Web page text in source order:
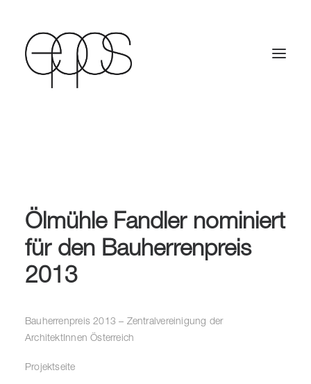
Ölmühle Fandler nominiert
für den Bauherrenpreis
2013
Bauherrenpreis 2013 – Zentralvereinigung der
ArchitektInnen Österreich
Projektseite